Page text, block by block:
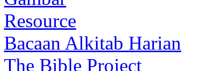
Resource
Bacaan Alkitab Harian
The Bible Project